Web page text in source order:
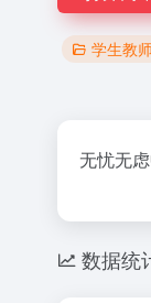
学生教
无忧无
数据统